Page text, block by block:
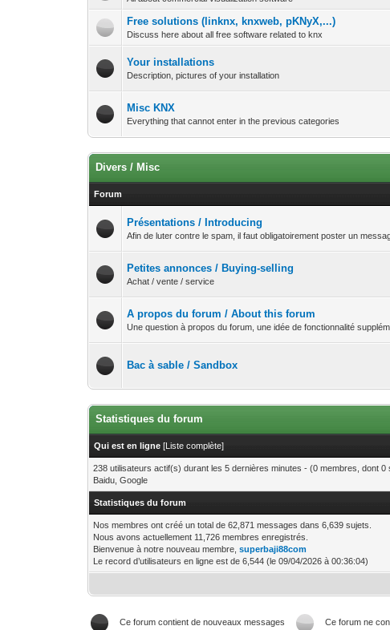
Free solutions (linknx, knxweb, pKNyX,...)
Discuss here about all free software related to knx
Your installations
Description, pictures of your installation
Misc KNX
Everything that cannot enter in the previous categories
Divers / Misc
Forum
Présentations / Introducing
Afin de luter contre le spam, il faut obligatoirement poster un
Petites annonces / Buying-selling
Achat / vente / service
A propos du forum / About this forum
Une question à propos du forum, une idée de fonctionnalité
Bac à sable / Sandbox
Statistiques du forum
Qui est en ligne [Liste complète]
238 utilisateurs actif(s) durant les 5 dernières minutes - (0 membres, dont 0
Baidu, Google
Statistiques du forum
Nos membres ont créé un total de 62,871 messages dans 6,639 sujets.
Nous avons actuellement 11,726 membres enregistrés.
Bienvenue à notre nouveau membre,superbaji88com
Le record d’utilisateurs en ligne est de 6,544 (le 09/04/2026 à 00:36:04)
Ce forum contient de nouveaux messages Ce forum ne